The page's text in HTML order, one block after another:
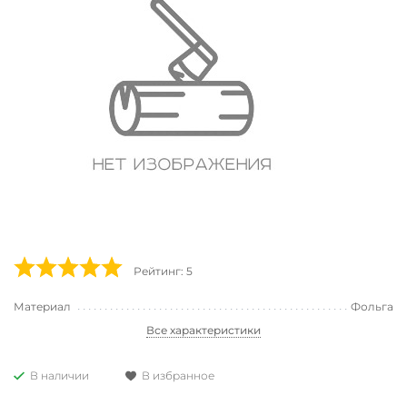
Рейтинг: 5
Материал
Фольга
Все характеристики
В наличии В избранное